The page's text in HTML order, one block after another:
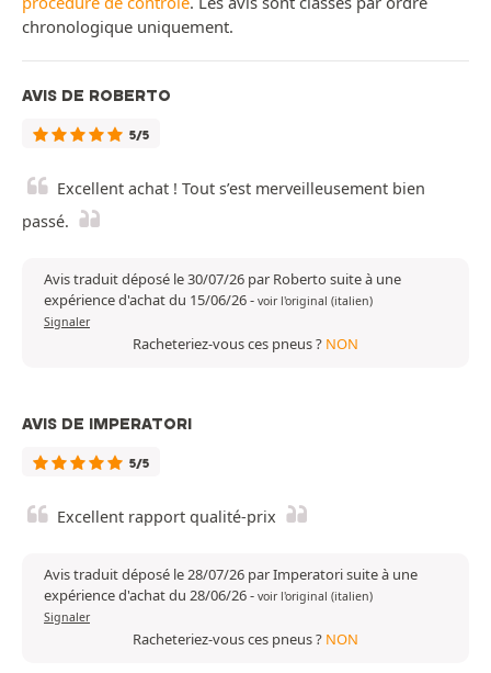
chronologique uniquement.
AVIS DE ROBERTO
5/5
Excellent achat ! Tout s’est merveilleusement bien
passé.
Avis traduit déposé le 30/07/26 par Roberto suite à une
expérience d'achat du 15/06/26- voir l'original (italien)
Signaler
Racheteriez-vous ces pneus ? NON
AVIS DE IMPERATORI
5/5
Excellent rapport qualité-prix
Avis traduit déposé le 28/07/26 par Imperatori suite à une
expérience d'achat du 28/06/26- voir l'original (italien)
Signaler
Racheteriez-vous ces pneus ? NON